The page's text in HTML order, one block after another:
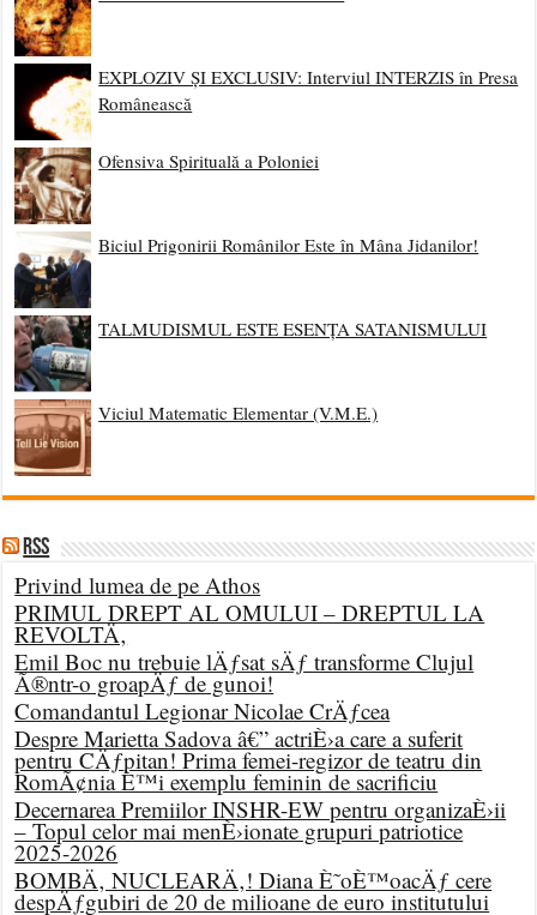
EXPLOZIV ȘI EXCLUSIV: Interviul INTERZIS în Presa
Românească
Ofensiva Spirituală a Poloniei
Biciul Prigonirii Românilor Este în Mâna Jidanilor!
TALMUDISMUL ESTE ESENȚA SATANISMULUI
Viciul Matematic Elementar (V.M.E.)
RSS
Privind lumea de pe Athos
PRIMUL DREPT AL OMULUI – DREPTUL LA
REVOLTÄ‚
Emil Boc nu trebuie lÄƒsat sÄƒ transforme Clujul
Ã®ntr-o groapÄƒ de gunoi!
Comandantul Legionar Nicolae CrÄƒcea
Despre Marietta Sadova â€” actriÈ›a care a suferit
pentru CÄƒpitan! Prima femei-regizor de teatru din
RomÃ¢nia È™i exemplu feminin de sacrificiu
Decernarea Premiilor INSHR-EW pentru organizaÈ›ii
– Topul celor mai menÈ›ionate grupuri patriotice
2025-2026
BOMBÄ‚ NUCLEARÄ‚! Diana È˜oÈ™oacÄƒ cere
despÄƒgubiri de 20 de milioane de euro institutului